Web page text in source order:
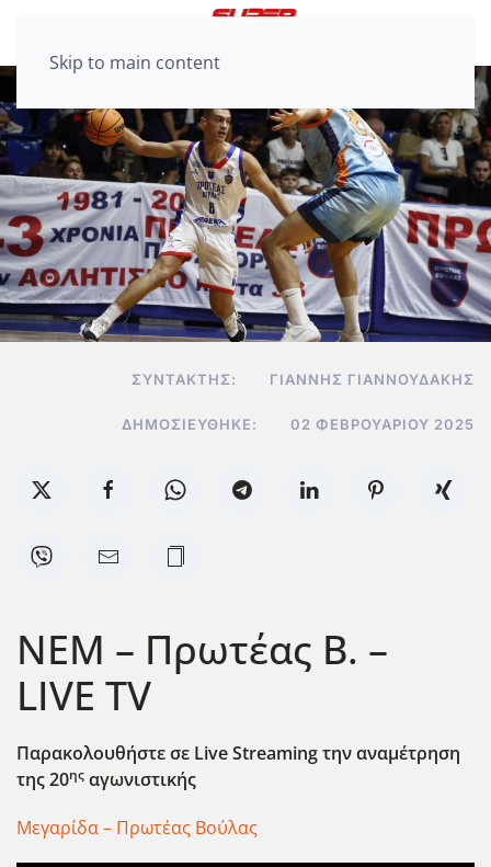
Skip to main content
ΣΥΝΤΆΚΤΗΣ: ΓΙΆΝΝΗΣ ΓΙΑΝΝΟΥΔΆΚΗΣ
ΔΗΜΟΣΙΕΎΘΗΚΕ: 02 ΦΕΒΡΟΥΑΡΊΟΥ 2025
ΝΕΜ – Πρωτέας Β. –
LIVE TV
Παρακολουθήστε σε LiveStreamingτην αναμέτρηση
της 20ης αγωνιστικής
Μεγαρίδα – Πρωτέας Βούλας